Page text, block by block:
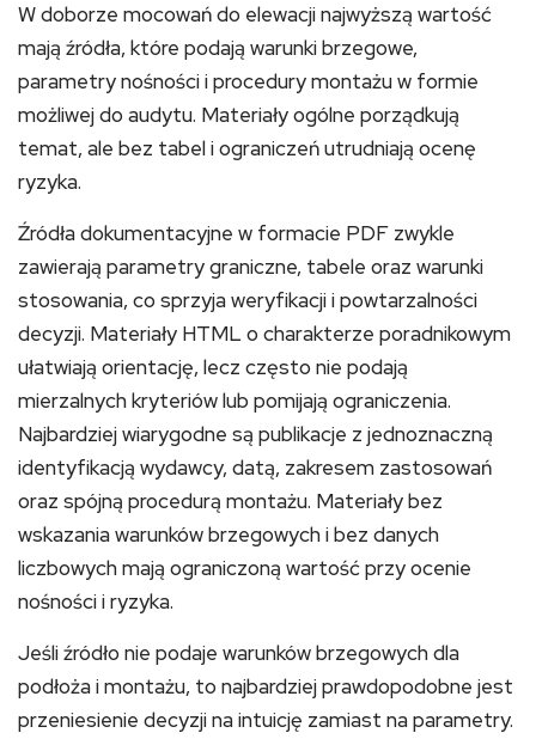
W doborze mocowań do elewacji najwyższą wartość
mają źródła, które podają warunki brzegowe,
parametry nośności i procedury montażu w formie
możliwej do audytu. Materiały ogólne porządkują
temat, ale bez tabel i ograniczeń utrudniają ocenę
ryzyka.
Źródła dokumentacyjne w formacie PDF zwykle
zawierają parametry graniczne, tabele oraz warunki
stosowania, co sprzyja weryfikacji i powtarzalności
decyzji. Materiały HTML o charakterze poradnikowym
ułatwiają orientację, lecz często nie podają
mierzalnych kryteriów lub pomijają ograniczenia.
Najbardziej wiarygodne są publikacje z jednoznaczną
identyfikacją wydawcy, datą, zakresem zastosowań
oraz spójną procedurą montażu. Materiały bez
wskazania warunków brzegowych i bez danych
liczbowych mają ograniczoną wartość przy ocenie
nośności i ryzyka.
Jeśli źródło nie podaje warunków brzegowych dla
podłoża i montażu, to najbardziej prawdopodobne jest
przeniesienie decyzji na intuicję zamiast na parametry.